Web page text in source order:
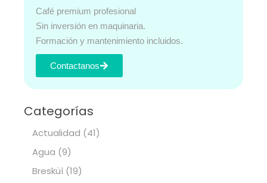
Café premium profesional
Sin inversión en maquinaria.
Formación y mantenimiento incluidos.
Contactanos
Categorías
Actualidad (41)
Agua (9)
Bresküì (19)